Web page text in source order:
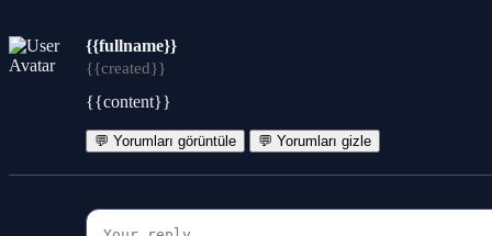
{{fullname}}
{{created}}
{{content}}
💬 Yorumları görüntüle 💬 Yorumları gizle